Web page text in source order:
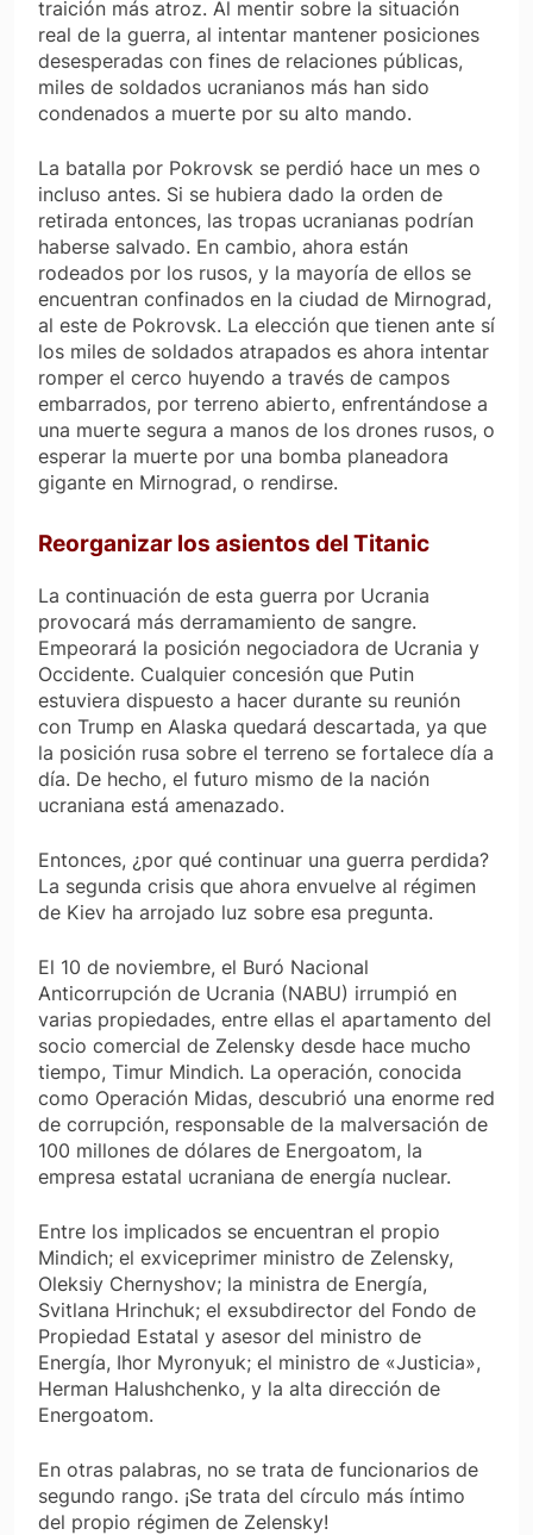
traición más atroz. Al mentir sobre la situación
real de la guerra, al intentar mantener posiciones
desesperadas con fines de relaciones públicas,
miles de soldados ucranianos más han sido
condenados a muerte por su alto mando.
La batalla por Pokrovsk se perdió hace un mes o
incluso antes. Si se hubiera dado la orden de
retirada entonces, las tropas ucranianas podrían
haberse salvado. En cambio, ahora están
rodeados por los rusos, y la mayoría de ellos se
encuentran confinados en la ciudad de Mirnograd,
al este de Pokrovsk. La elección que tienen ante sí
los miles de soldados atrapados es ahora intentar
romper el cerco huyendo a través de campos
embarrados, por terreno abierto, enfrentándose a
una muerte segura a manos de los drones rusos, o
esperar la muerte por una bomba planeadora
gigante en Mirnograd, o rendirse.
Reorganizar los asientos del Titanic
La continuación de esta guerra por Ucrania
provocará más derramamiento de sangre.
Empeorará la posición negociadora de Ucrania y
Occidente. Cualquier concesión que Putin
estuviera dispuesto a hacer durante su reunión
con Trump en Alaska quedará descartada, ya que
la posición rusa sobre el terreno se fortalece día a
día. De hecho, el futuro mismo de la nación
ucraniana está amenazado.
Entonces, ¿por qué continuar una guerra perdida?
La segunda crisis que ahora envuelve al régimen
de Kiev ha arrojado luz sobre esa pregunta.
El 10 de noviembre, el Buró Nacional
Anticorrupción de Ucrania (NABU) irrumpió en
varias propiedades, entre ellas el apartamento del
socio comercial de Zelensky desde hace mucho
tiempo, Timur Mindich. La operación, conocida
como Operación Midas, descubrió una enorme red
de corrupción, responsable de la malversación de
100 millones de dólares de Energoatom, la
empresa estatal ucraniana de energía nuclear.
Entre los implicados se encuentran el propio
Mindich; el exviceprimer ministro de Zelensky,
Oleksiy Chernyshov; la ministra de Energía,
Svitlana Hrinchuk; el exsubdirector del Fondo de
Propiedad Estatal y asesor del ministro de
Energía, Ihor Myronyuk; el ministro de «Justicia»,
Herman Halushchenko, y la alta dirección de
Energoatom.
En otras palabras, no se trata de funcionarios de
segundo rango. ¡Se trata del círculo más íntimo
del propio régimen de Zelensky!